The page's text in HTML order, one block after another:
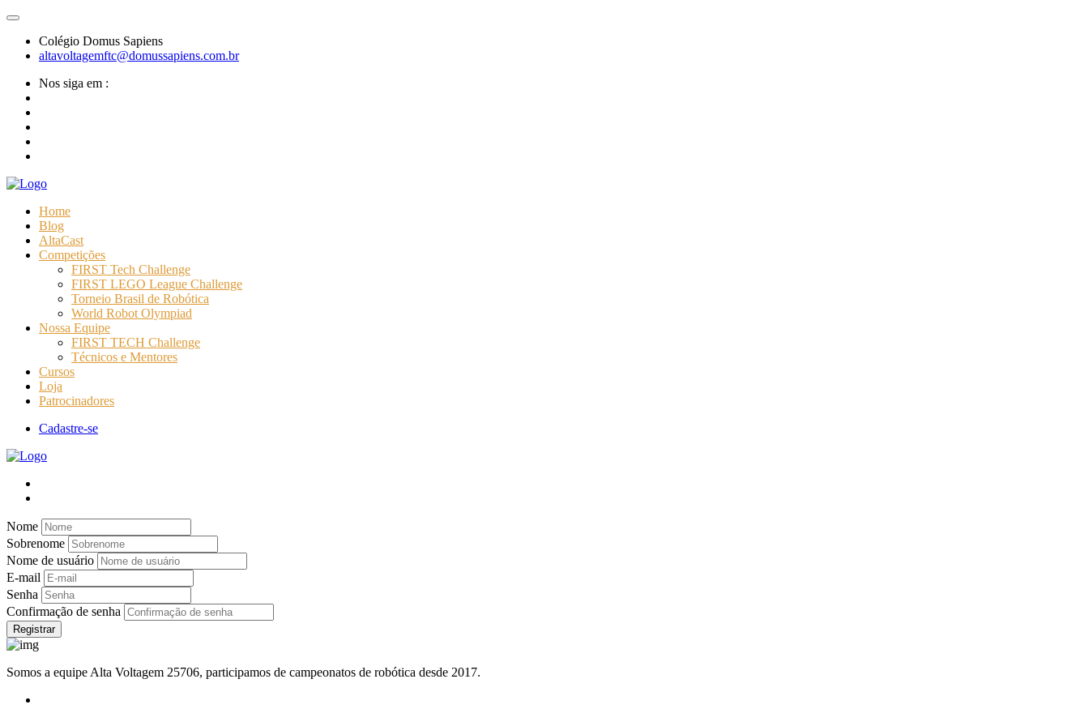
Colégio Domus Sapiens
altavoltagemftc@domussapiens.com.br
Nos siga em :
Home
Blog
AltaCast
Competições
FIRST Tech Challenge
FIRST LEGO League Challenge
Torneio Brasil de Robótica
World Robot Olympiad
Nossa Equipe
FIRST TECH Challenge
Técnicos e Mentores
Cursos
Loja
Patrocinadores
Cadastre-se
Nome
Sobrenome
Nome de usuário
E-mail
Senha
Confirmação de senha
Registrar
Somos a equipe Alta Voltagem 25706, participamos de campeonatos de robótica desde 2017.